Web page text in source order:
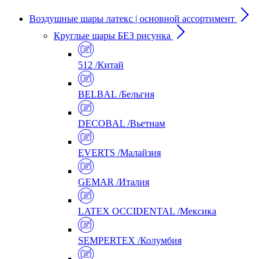
Воздушные шары латекс | основной ассортимент
Круглые шары БЕЗ рисунка
512 /Китай
BELBAL /Бельгия
DECOBAL /Вьетнам
EVERTS /Малайзия
GEMAR /Италия
LATEX OCCIDENTAL /Мексика
SEMPERTEX /Колумбия